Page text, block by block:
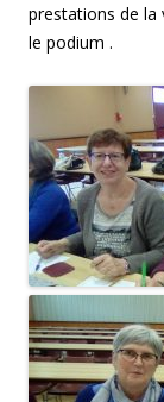
prestations de la
le podium .